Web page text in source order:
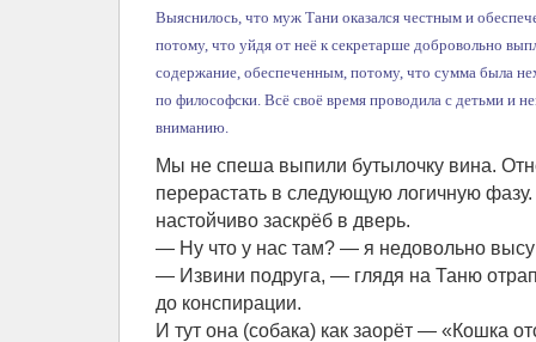
Выяснилось, что муж Тани оказался честным и
потому, что уйдя от неё к секретарше добровольно
содержание, обеспеченным, потому, что сумма была
по философски. Всё своё время проводила с детьми и
вниманию.
Мы не спеша выпили бутылочку вина.
перерастать в следующую логичную фазу.
настойчиво заскрёб в дверь.
— Ну что у нас там? — я недовольно
— Извини подруга, — глядя на Таню
до конспирации.
И тут она (собака) как заорёт — «Кошка